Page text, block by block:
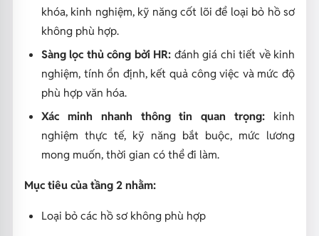
khóa, kinh nghiệm, kỹ năng cốt lõi để loại bỏ hồ sơ
không phù hợp.
Sàng lọc thủ công bởi HR: đánh giá chi tiết về kinh
nghiệm, tính ổn định, kết quả công việc và mức độ
phù hợp văn hóa.
Xác minh nhanh thông tin quan trọng: kinh
nghiệm thực tế, kỹ năng bắt buộc, mức lương
mong muốn, thời gian có thể đi làm.
Mục tiêu của tầng 2 nhằm:
Loại bỏ các hồ sơ không phù hợp